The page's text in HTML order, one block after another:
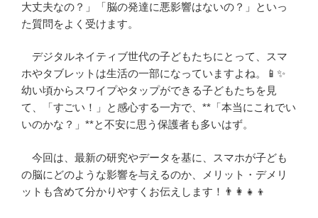
大丈夫なの？」「脳の発達に悪影響はないの？」といっ
た質問をよく受けます。
デジタルネイティブ世代の子どもたちにとって、スマ
ホやタブレットは生活の一部になっていますよね。📱✨
幼い頃からスワイプやタップができる子どもたちを見
て、「すごい！」と感心する一方で、**「本当にこれでい
いのかな？」**と不安に思う保護者も多いはず。
今回は、最新の研究やデータを基に、スマホが子ども
の脳にどのような影響を与えるのか、メリット・デメリ
ットも含めて分かりやすくお伝えします！👨‍👩‍👧‍👦